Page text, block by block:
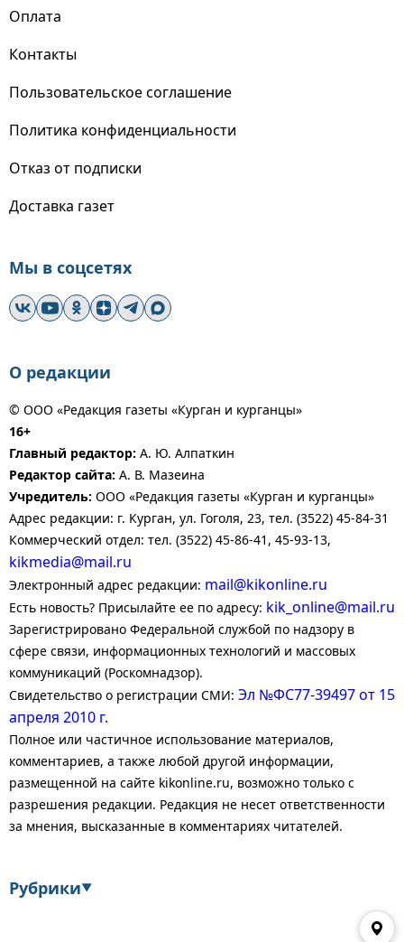
Оплата
Контакты
Пользовательское соглашение
Политика конфиденциальности
Отказ от подписки
Доставка газет
Мы в соцсетях
О редакции
© ООО «Редакция газеты «Курган и курганцы»
16+
Главный редактор: А. Ю. Алпаткин
Редактор сайта: А. В. Мазеина
Учредитель: ООО «Редакция газеты «Курган и курганцы»
Адрес редакции: г. Курган, ул. Гоголя, 23, тел. (3522) 45-84-31
Коммерческий отдел: тел. (3522) 45-86-41, 45-93-13,
kikmedia@mail.ru
Электронный адрес редакции: mail@kikonline.ru
Есть новость? Присылайте ее по адресу: kik_online@mail.ru
Зарегистрировано Федеральной службой по надзору в
сфере связи, информационных технологий и массовых
коммуникаций (Роскомнадзор).
Свидетельство о регистрации СМИ: Эл №ФС77-39497 от 15
апреля 2010 г.
Полное или частичное использование материалов,
комментариев, а также любой другой информации,
размещенной на сайте kikonline.ru, возможно только с
разрешения редакции. Редакция не несет ответственности
за мнения, высказанные в комментариях читателей.
Рубрики▼